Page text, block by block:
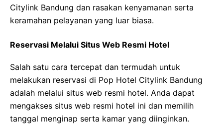
Citylink Bandung dan rasakan kenyamanan serta
keramahan pelayanan yang luar biasa.
Reservasi Melalui Situs Web Resmi Hotel
Salah satu cara tercepat dan termudah untuk
melakukan reservasi di Pop Hotel Citylink Bandung
adalah melalui situs web resmi hotel. Anda dapat
mengakses situs web resmi hotel ini dan memilih
tanggal menginap serta kamar yang diinginkan.